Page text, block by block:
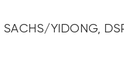
SACHS/YIDONG,